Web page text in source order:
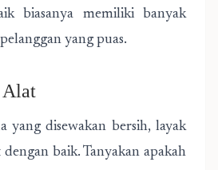
biasanya memiliki banyak
yang puas.
Alat
yang disewakan bersih, layak
baik. Tanyakan apakah